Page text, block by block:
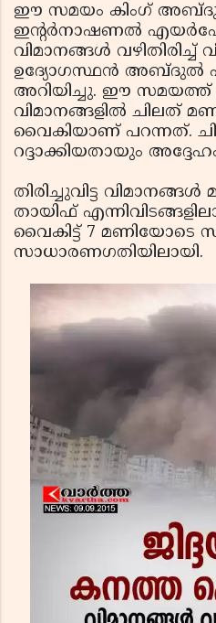
ഈ സമയം കിംഗ്
ഇന്റര്‍നാഷണല്‍
വിമാനങ്ങള്‍ വഴിതിരിച്ച്
ഉദ്യോഗസ്ഥന്‍ അബ്ദുല്‍
അറിയിച്ചു. ഈ സമയത്ത്
വിമാനങ്ങളില്‍ ചിലത്
വൈകിയാണ് പറന്നത്.
റദ്ദാക്കിയതായും
തിരിച്ചുവിട്ട
തായിഫ്
വൈകിട്ട് 7 മണിയോടെ
സാധാരണഗതിയിലായി.